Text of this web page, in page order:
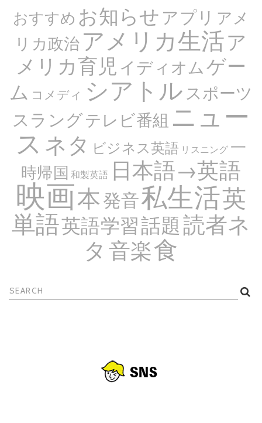
おすすめ お知らせアプリ アメ
リカ政治アメリカ生活ア
メリカ育児 イディオムゲー
ム コメディ シアトルスポーツ
スラングテレビ番組 ニュー
ス ネタ ビジネス英語 リスニング 一
時帰国 和製英語 日本語→英語
映画本発音私生活英
単語英語学習話題読者ネ
タ 音楽食